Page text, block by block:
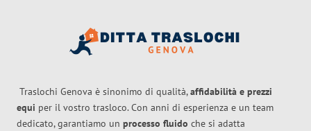
Traslochi Genova è sinonimo di qualità,affidabilità e prezzi
equi per il vostro trasloco. Con anni di esperienza e un team
dedicato, garantiamo un processo fluido che si adatta